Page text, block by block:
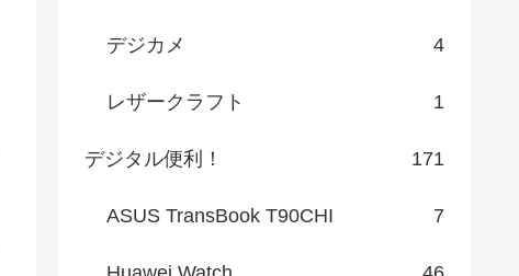
デジカメ 4
レザークラフト 1
デジタル便利！ 171
ASUS TransBook T90CHI 7